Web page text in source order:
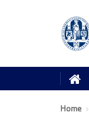
Home